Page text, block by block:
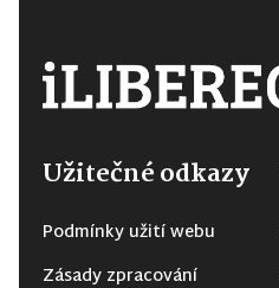
Užitečné odkazy
Podmínky užití webu
Zásady zpracování